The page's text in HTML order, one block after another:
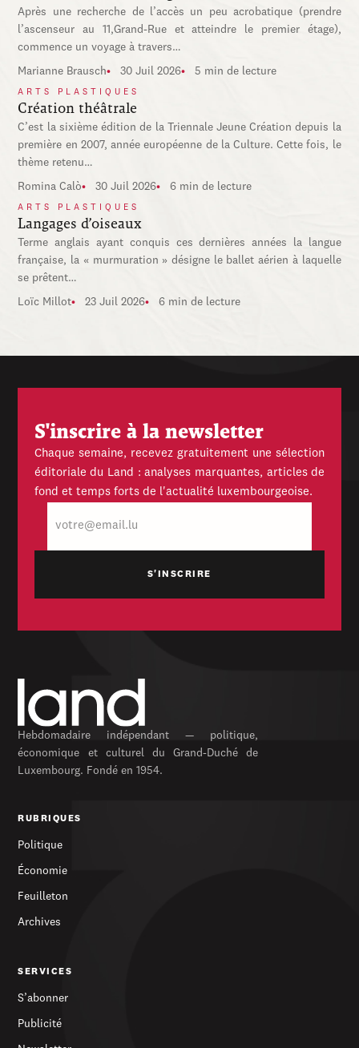
Après une recherche de l’accès un peu acrobatique (prendre
l’ascenseur au 11,Grand-Rue et atteindre le premier étage),
commence un voyage à travers…
Marianne Brausch 30 Juil 2026 5 min de lecture
ARTS PLASTIQUES
Création théâtrale
C’est la sixième édition de la Triennale Jeune Création depuis la
première en 2007, année européenne de la Culture. Cette fois, le
thème retenu…
Romina Calò 30 Juil 2026 6 min de lecture
ARTS PLASTIQUES
Langages d’oiseaux
Terme anglais ayant conquis ces dernières années la langue
française, la « murmuration » désigne le ballet aérien à laquelle
se prêtent…
Loïc Millot 23 Juil 2026 6 min de lecture
S'inscrire à la newsletter
Chaque semaine, recevez gratuitement une sélection
éditoriale du Land : analyses marquantes, articles de
fond et temps forts de l'actualité luxembourgeoise.
mail
Hebdomadaire indépendant — politique,
économique et culturel du Grand-Duché de
Luxembourg. Fondé en 1954.
RUBRIQUES
Politique
Économie
Feuilleton
Archives
SERVICES
S’abonner
Publicité